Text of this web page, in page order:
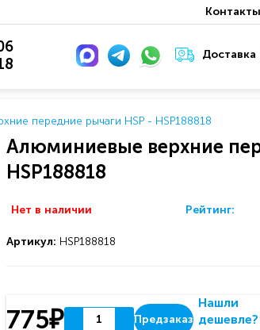
Контакты
Доставка
передние рычаги HSP - HSP188818
Алюминиевые верхние
HSP188818
Нет в наличии Рейтинг:
Артикул: HSP188818
775₽ Предзаказ
Нашли
дешевле?